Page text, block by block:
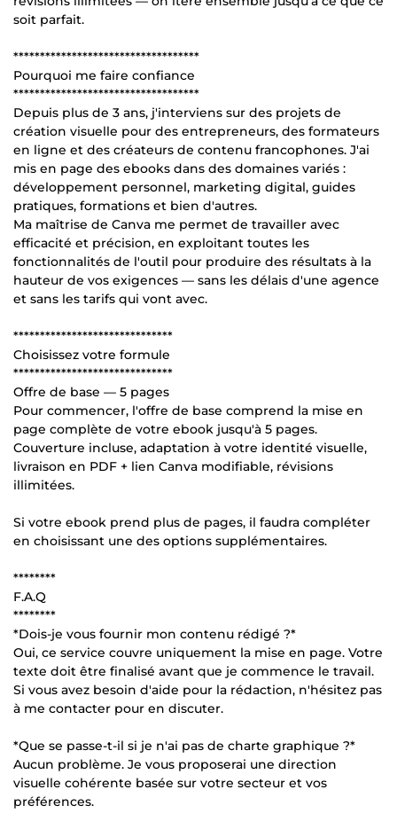
soit parfait.
***********************************
Pourquoi me faire confiance
***********************************
Depuis plus de 3 ans, j'interviens sur des projets de
création visuelle pour des entrepreneurs, des formateurs
en ligne et des créateurs de contenu francophones. J'ai
mis en page des ebooks dans des domaines variés :
développement personnel, marketing digital, guides
pratiques, formations et bien d'autres.
Ma maîtrise de Canva me permet de travailler avec
efficacité et précision, en exploitant toutes les
fonctionnalités de l'outil pour produire des résultats à la
hauteur de vos exigences — sans les délais d'une agence
et sans les tarifs qui vont avec.
******************************
Choisissez votre formule
******************************
Offre de base — 5 pages
Pour commencer, l'offre de base comprend la mise en
page complète de votre ebook jusqu'à 5 pages.
Couverture incluse, adaptation à votre identité visuelle,
livraison en PDF + lien Canva modifiable, révisions
illimitées.
Si votre ebook prend plus de pages, il faudra compléter
en choisissant une des options supplémentaires.
********
F.A.Q
********
*Dois-je vous fournir mon contenu rédigé ?*
Oui, ce service couvre uniquement la mise en page. Votre
texte doit être finalisé avant que je commence le travail.
Si vous avez besoin d'aide pour la rédaction, n'hésitez pas
à me contacter pour en discuter.
*Que se passe-t-il si je n'ai pas de charte graphique ?*
Aucun problème. Je vous proposerai une direction
visuelle cohérente basée sur votre secteur et vos
préférences.